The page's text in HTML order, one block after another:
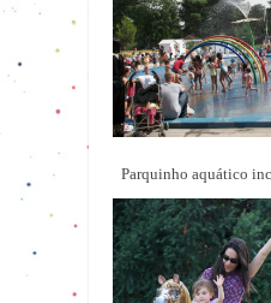
Parquinho aquático